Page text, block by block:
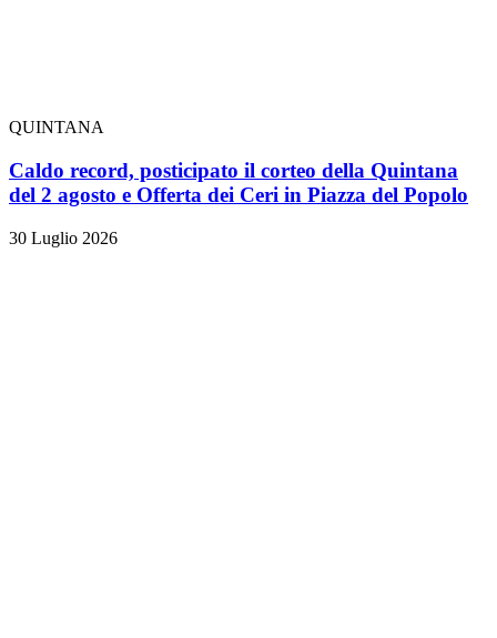
QUINTANA
Caldo record, posticipato il corteo della Quintana
del 2 agosto e Offerta dei Ceri in Piazza del Popolo
30 Luglio 2026